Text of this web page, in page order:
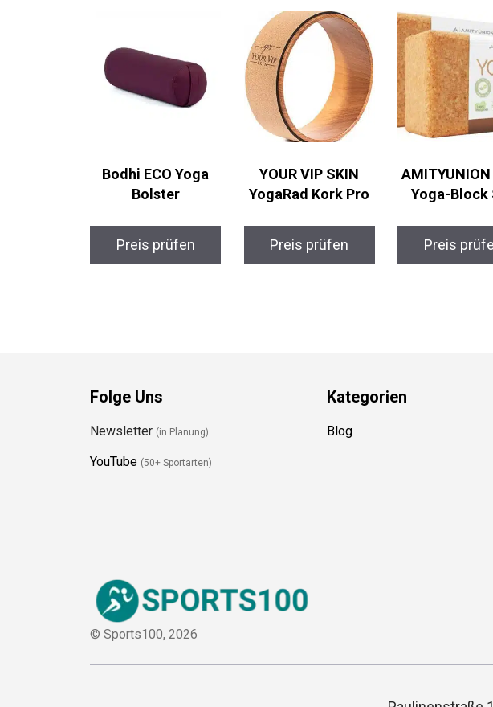
Bodhi ECO Yoga
Bolster
Preis prüfen
YOUR VIP SKIN
YogaRad Kork Pro
Preis prüfen
Yoga-Block
Preis
Folge Uns
Newsletter (in Planung)
YouTube (50+ Sportarten)
Kategorien
Blog
© Sports100, 2026